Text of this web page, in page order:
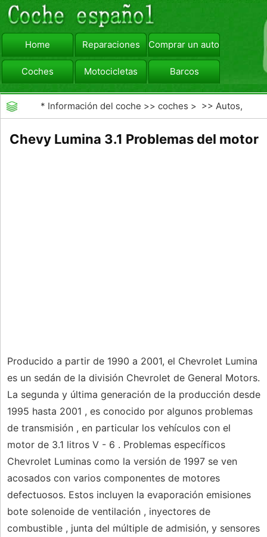
Home Reparaciones Comprar un automóvil
Coches Motocicletas Barcos
viajar Camiones
* Información del coche >>coches > >>Autos,
Chevy Lumina 3.1 Problemas del motor
Producido a partir de 1990 a 2001, el Chevrolet Lumina
es un sedán de la división Chevrolet de General Motors.
La segunda y última generación de la producción desde
1995 hasta 2001 , es conocido por algunos problemas
de transmisión , en particular los vehículos con el
motor de 3.1 litros V - 6 . Problemas específicos
Chevrolet Luminas como la versión de 1997 se ven
acosados ​​con varios componentes de motores
defectuosos. Estos incluyen la evaporación emisiones
bote solenoide de ventilación , inyectores de
combustible , junta del múltiple de admisión, y sensores